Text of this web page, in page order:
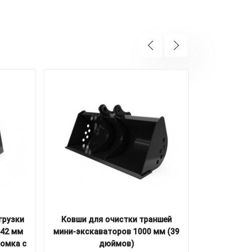
мм
с
Ковши для очистки траншей
мини-экскаваторов 1000 мм (39
дюймов)